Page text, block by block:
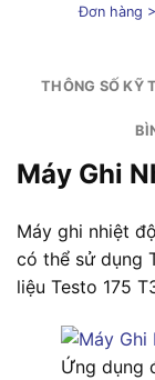
Đơn hàng
THÔNG SỐ KỸ
Máy Ghi
Máy ghi nhiệt
có thể sử dụng
liệu Testo 175
Ứng dụng